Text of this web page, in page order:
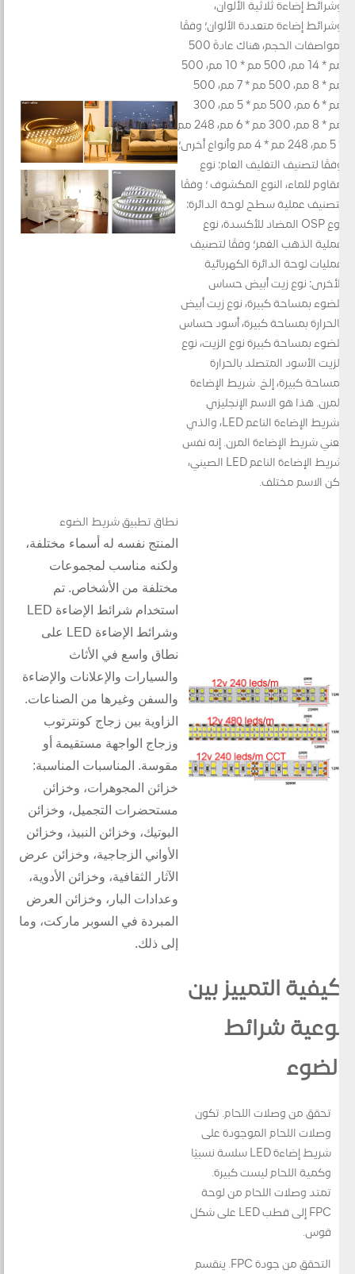
وشرائط إضاءة ثلاثية الألوان،
وشرائط إضاءة متعددة الألوان؛ وفقًا
لمواصفات الحجم، هناك عادةً 500
مم * 14 مم، 500 مم * 10 مم، 500
مم * 8 مم، 500 مم * 7 مم، 500
مم * 6 مم، 500 مم * 5 مم، 300
مم * 8 مم، 300 مم * 6 مم، 248 مم
* 5 مم، 248 مم * 4 مم وأنواع أخرى؛
وفقًا لتصنيف التغليف العام: نوع
مقاوم للماء، النوع المكشوف ؛ وفقًا
لتصنيف عملية سطح لوحة الدائرة:
نوع OSP المضاد للأكسدة، نوع
عملية الذهب الغمر؛ وفقًا لتصنيف
عمليات لوحة الدائرة الكهربائية
الأخرى: نوع زيت أبيض حساس
للضوء بمساحة كبيرة، نوع زيت أبيض
بالحرارة بمساحة كبيرة، أسود حساس
للضوء بمساحة كبيرة نوع الزيت، نوع
الزيت الأسود المتصلد بالحرارة
بمساحة كبيرة، إلخ. شريط الإضاءة
المرن. هذا هو الاسم الإنجليزي
لشريط الإضاءة الناعم LED، والذي
يعني شريط الإضاءة المرن. إنه نفس
شريط الإضاءة الناعم LED الصيني،
لكن الاسم مختلف.
نطاق تطبيق شريط الضوء
المنتج نفسه له أسماء مختلفة،
ولكنه مناسب لمجموعات
مختلفة من الأشخاص. تم
استخدام شرائط الإضاءة LED
وشرائط الإضاءة LED على
نطاق واسع في الأثاث
والسيارات والإعلانات والإضاءة
والسفن وغيرها من الصناعات.
الزاوية بين زجاج كونترتوب
وزجاج الواجهة مستقيمة أو
مقوسة. المناسبات المناسبة:
خزائن المجوهرات، وخزائن
مستحضرات التجميل، وخزائن
البوتيك، وخزائن النبيذ، وخزائن
الأواني الزجاجية، وخزائن عرض
الآثار الثقافية، وخزائن الأدوية،
وعدادات البار، وخزائن العرض
المبردة في السوبر ماركت، وما
إلى ذلك.
كيفية التمييز بين
نوعية شرائط
الضوء
تحقق من وصلات اللحام. تكون
وصلات اللحام الموجودة على
شريط إضاءة LED سلسة نسبيًا
وكمية اللحام ليست كبيرة.
تمتد وصلات اللحام من لوحة
FPC إلى قطب LED على شكل
قوس.
التحقق من جودة FPC. ينقسم